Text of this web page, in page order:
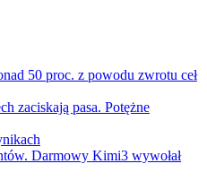
50 proc. z powodu zwrotu ceł
zaciskają pasa. Potężne
Darmowy Kimi3 wywołał